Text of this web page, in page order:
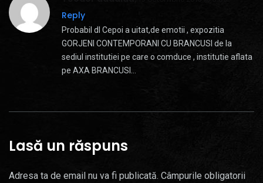
Reply
Probabil dl Cepoi a uitat,de emotii , expozitia
GORJENI CONTEMPORANI CU BRANCUSI de la
sediul institutiei pe care o comduce , institutie aflata
pe AXA BRANCUSI…
Lasă un răspuns
Adresa ta de email nu va fi publicată. Câmpurile obligatorii